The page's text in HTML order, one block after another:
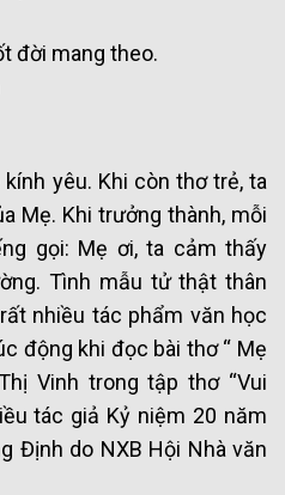
đời mang theo.
yêu. Khi còn thơ trẻ, ta
Mẹ. Khi trưởng thành, mỗi
gọi: Mẹ ơi, ta cảm thấy
Tình mẫu tử thật thân
nhiều tác phẩm văn học
động khi đọc bài thơ “ Mẹ
Vinh trong tập thơ “Vui
tác giả Kỷ niệm 20 năm
Định do NXB Hội Nhà văn